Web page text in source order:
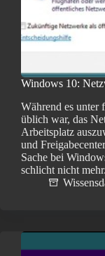
Windows 10:
Während es unter
üblich war, das
Arbeitsplatz
und
Sache bei
schlicht nicht